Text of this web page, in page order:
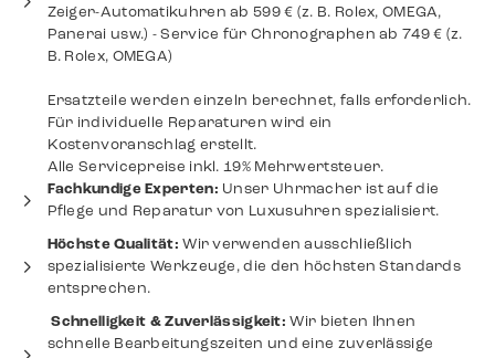
Zeiger-Automatikuhren ab 599 € (z. B. Rolex, OMEGA,
Panerai usw.) - Service für Chronographen ab 749 € (z.
B. Rolex, OMEGA)
Ersatzteile werden einzeln berechnet, falls erforderlich.
Für individuelle Reparaturen wird ein
Kostenvoranschlag erstellt.
Alle Servicepreise inkl. 19% Mehrwertsteuer.
Fachkundige Experten: Unser Uhrmacher ist auf die
Pflege und Reparatur von Luxusuhren spezialisiert.
⁠Höchste Qualität: Wir verwenden ausschließlich
spezialisierte Werkzeuge, die den höchsten Standards
entsprechen.
⁠ ⁠Schnelligkeit & Zuverlässigkeit:Wir bieten Ihnen
schnelle Bearbeitungszeiten und eine zuverlässige